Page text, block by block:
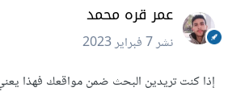
عمر قره محمد
نشر7 فبراير 2023
إذا كنت تريدين البحث ضمن مواقعك فهذا يعني